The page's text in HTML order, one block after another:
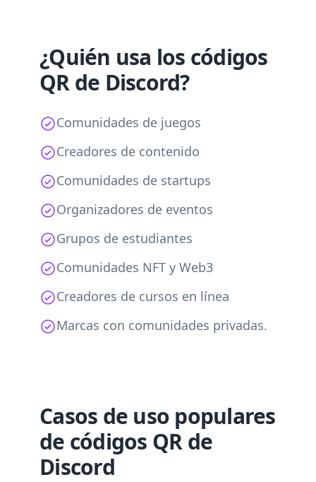
¿Quién usa los códigos
QR de Discord?
Comunidades de juegos
Creadores de contenido
Comunidades de startups
Organizadores de eventos
Grupos de estudiantes
Comunidades NFT y Web3
Creadores de cursos en línea
Marcas con comunidades privadas.
Casos de uso populares
de códigos QR de
Discord